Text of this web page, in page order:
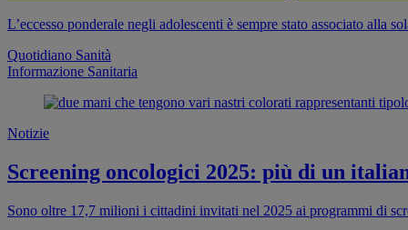
L’eccesso ponderale negli adolescenti è sempre stato associato
Quotidiano Sanità
Informazione Sanitaria
Notizie
Screening oncologici 2025: più di un
Sono oltre 17,7 milioni i cittadini invitati nel 2025 ai programmi di